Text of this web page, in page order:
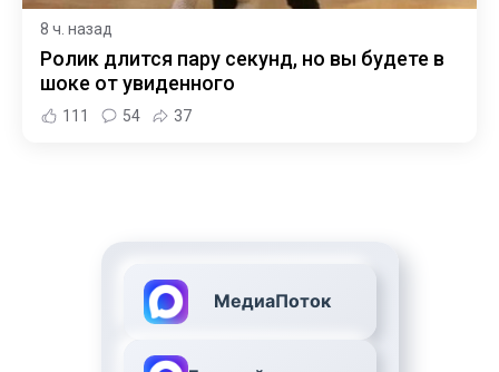
8 ч. назад
Ролик длится пару секунд, но вы будете в
шоке от увиденного
111 54 37
МедиаПоток